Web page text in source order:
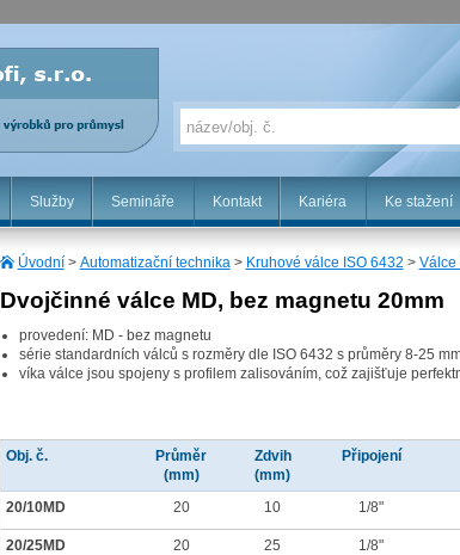
Služby Semináře Kontakt Kariéra Ke stažení
Úvodní> Automatizační technika> Kruhové válce ISO 6432 > Válce
Dvojčinné válce MD, bez magnetu 20mm
provedení: MD - bez magnetu
série standardních válců s rozměry dle ISO 6432 s průměry 8-25
víka válce jsou spojeny s profilem zalisováním, což zajišťuje
Obj. č.
Průměr
(mm)
Zdvih
(mm)
Připojení
20/10MD 20 10 1/8"
20/25MD 20 25 1/8"